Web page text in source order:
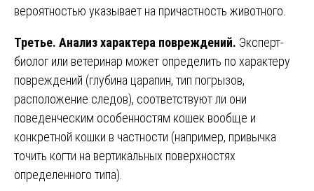
вероятностью указывает на причастность животного.
Третье. Анализ характера повреждений. Эксперт-
биолог или ветеринар может определить по характеру
повреждений (глубина царапин, тип погрызов,
расположение следов), соответствуют ли они
поведенческим особенностям кошек вообще и
конкретной кошки в частности (например, привычка
точить когти на вертикальных поверхностях
определенного типа).